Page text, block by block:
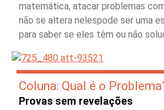
matemática, atacar problemas
não se altera nelespode ser uma
para saber se eles têm ou não
Coluna: Qual é o
Provas sem revelações